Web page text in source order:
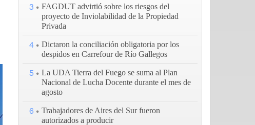
3
FAGDUT advirtió sobre los riesgos del
proyecto de Inviolabilidad de la Propiedad
Privada
4
Dictaron la conciliación obligatoria por los
despidos en Carrefour de Río Gallegos
5
La UDA Tierra del Fuego se suma al Plan
Nacional de Lucha Docente durante el mes de
agosto
6
Trabajadores de Aires del Sur fueron
autorizados a producir